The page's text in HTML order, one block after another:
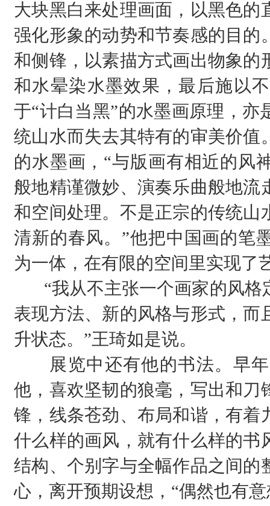
大块黑白来处理画面，以黑色
强化形象的动势和节奏感的目的
和侧锋，以素描方式画出物象的
和水晕染水墨效果，最后施以
于“计白当黑”的水墨画原理，
统山水而失去其特有的审美价值
的水墨画，“与版画有相近的风
般地精谨微妙、演奏乐曲般地
和空间处理。不是正宗的传统山
清新的春风。”他把中国画的笔
为一体，在有限的空间里实现了
“我从不主张一个画家的风
表现方法、新的风格与形式，
升状态。”王琦如是说。
展览中还有他的书法。早
他，喜欢坚韧的狼毫，写出和刀
锋，线条苍劲、布局和谐，有着
什么样的画风，就有什么样的书
结构、个别字与全幅作品之间的
心，离开预期设想，“偶然也有